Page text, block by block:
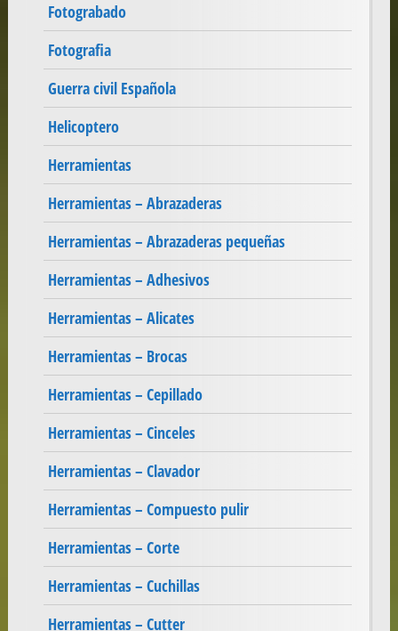
Fotograbado
Fotografia
Guerra civil Española
Helicoptero
Herramientas
Herramientas – Abrazaderas
Herramientas – Abrazaderas pequeñas
Herramientas – Adhesivos
Herramientas – Alicates
Herramientas – Brocas
Herramientas – Cepillado
Herramientas – Cinceles
Herramientas – Clavador
Herramientas – Compuesto pulir
Herramientas – Corte
Herramientas – Cuchillas
Herramientas – Cutter